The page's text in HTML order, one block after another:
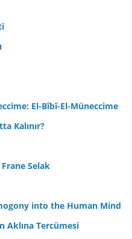
El-Bîbî-El-Müneccime
Kalınır?
Selak
into the Human Mind
Aklına Tercümesi